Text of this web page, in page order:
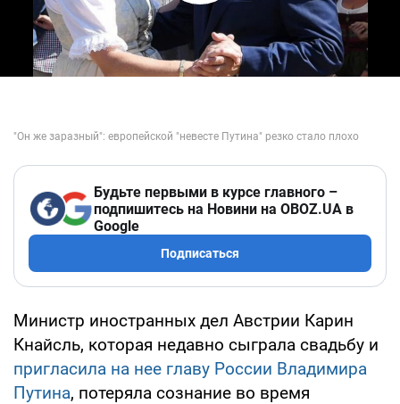
Будьте первыми в курсе главного –
подпишитесь на Новини на OBOZ.UA в
Google
Подписаться
Министр иностранных дел Австрии Карин
Кнайсль, которая недавно сыграла свадьбу и
пригласила на нее главу России Владимира
Путина, потеряла сознание во время